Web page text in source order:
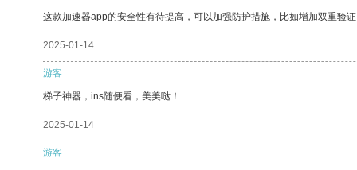
这款加速器app的安全性有待提高，可以加强防护措施，比如增加双重验
2025-01-14
游客
梯子神器，ins随便看，美美哒！
2025-01-14
游客